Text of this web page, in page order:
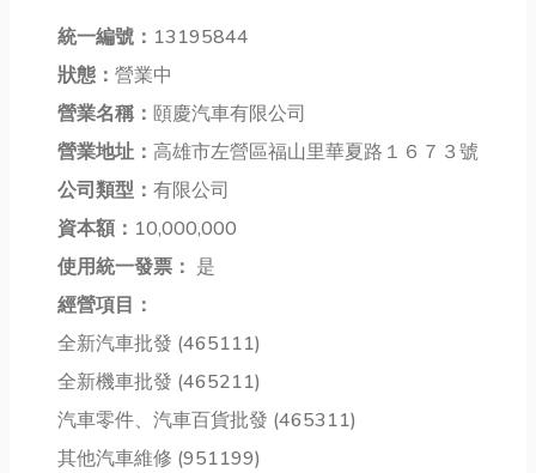
道的織標，其
實承載著豐富
故事，對於消
費者而言，學
會看懂織標，
解產品；對於
品牌主來說，
一...
護者，它們在
們爭取寶貴的
逃生時間、控
制火勢蔓延，
火源。它們就
是——消防設
起重機服務，
統一編號： 13195844
狀態： 營業中
營業名稱： 頤慶汽車有限公司
營業地址： 高雄市左營區福山里華夏路１６７３號
公司類型： 有限公司
資本額： 10,000,000
使用統一發票： 是
經營項目：
全新汽車批發 (465111)
全新機車批發 (465211)
汽車零件、汽車百貨批發 (465311)
其他汽車維修 (951199)